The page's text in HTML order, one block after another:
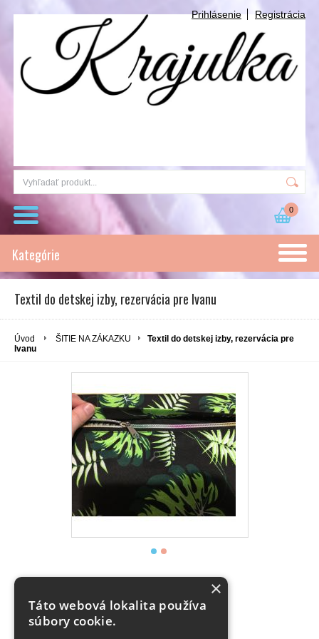
Prihlásenie Registrácia
0
Kategórie
Textil do detskej izby, rezervácia pre Ivanu
Úvod ŠITIE NA ZÁKAZKU
Textil do detskej izby, rezervácia pre
Ivanu
Počet ks: 0
ks
Kúpou tohto produktu získate
×
Táto webová lokalita používa
súbory cookie.